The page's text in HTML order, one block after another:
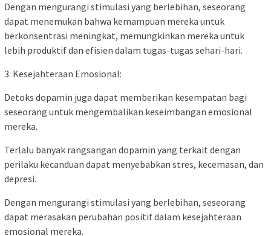
Dengan mengurangi stimulasi yang berlebihan, seseorang
dapat menemukan bahwa kemampuan mereka untuk
berkonsentrasi meningkat, memungkinkan mereka untuk
lebih produktif dan efisien dalam tugas-tugas sehari-hari.
3. Kesejahteraan Emosional:
Detoks dopamin juga dapat memberikan kesempatan bagi
seseorang untuk mengembalikan keseimbangan emosional
mereka.
Terlalu banyak rangsangan dopamin yang terkait dengan
perilaku kecanduan dapat menyebabkan stres, kecemasan, dan
depresi.
Dengan mengurangi stimulasi yang berlebihan, seseorang
dapat merasakan perubahan positif dalam kesejahteraan
emosional mereka.